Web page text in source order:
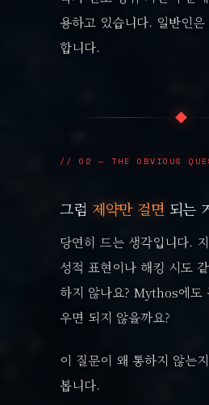
용하고 있습니다. 일반인
합니다.
◆
// 02 — THE OBVIOUS
그럼 제약만 걸면 되는
당연히 드는 생각입니다.
성적 표현이나 해킹 시도
하지 않나요? Mythos에도
우면 되지 않을까요?
이 질문이 왜 통하지 않는
봅니다.